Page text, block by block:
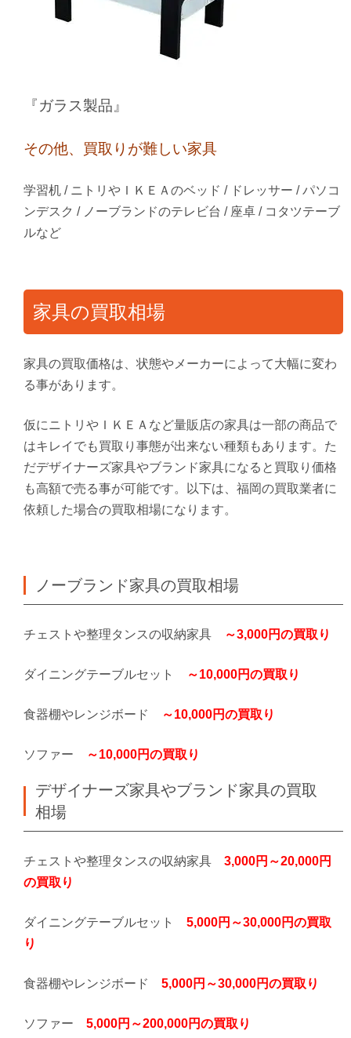
『ガラス製品』
その他、買取りが難しい家具
学習机 / ニトリやＩＫＥＡのベッド / ドレッサー / パソコ
ンデスク / ノーブランドのテレビ台 / 座卓 / コタツテーブ
ルなど
家具の買取相場
家具の買取価格は、状態やメーカーによって大幅に変わ
る事があります。
仮にニトリやＩＫＥＡなど量販店の家具は一部の商品で
はキレイでも買取り事態が出来ない種類もあります。た
だデザイナーズ家具やブランド家具になると買取り価格
も高額で売る事が可能です。以下は、福岡の買取業者に
依頼した場合の買取相場になります。
ノーブランド家具の買取相場
チェストや整理タンスの収納家具 ～3,000円の買取り
ダイニングテーブルセット ～10,000円の買取り
食器棚やレンジボード ～10,000円の買取り
ソファー ～10,000円の買取り
デザイナーズ家具やブランド家具の買取
相場
チェストや整理タンスの収納家具 3,000円～20,000円
の買取り
ダイニングテーブルセット 5,000円～30,000円の買取
り
食器棚やレンジボード 5,000円～30,000円の買取り
ソファー 5,000円～200,000円の買取り